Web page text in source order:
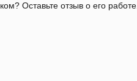
Оставьте отзыв о его работе.